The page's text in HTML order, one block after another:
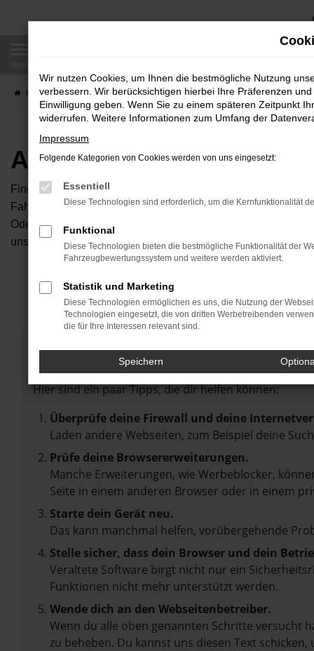
Zum
Startseite Fahrzeugangebote Autobörse
Autobörse
Finden Sie Ihren neuen Traumwagen bei uns. Dafür haben
Fahrzeuge an, die bei uns auf dem Hof stehen. Dann
Oder Sie klicken auf den Button Autobörse und Sie haben
unserem Händlernetzwerk. Diese Fahrzeuge können wir
Fehler: Network Error
Beim Laden ist ein Fehler aufgetreten.
Hier sind ein paar Tipps, die dir helfen können:
Überprüfe deine Firewall und deine
Laden andere Webseiten, zum Beispiel deine
Prüfe deine Browsererweiterungen.
Manche Erweiterungen, wie Werbeblocker,
Seite in einem anderen Browser oder in einem
Starte dein Gerät neu.
Das kann manchmal helfen, vorübergehende
Stelle sicher, dass dein Browser und dein
Veraltete Software birgt nicht nur ein
Funktionen nicht mehr unterstützt werden.
Wende dich an den Webseitenbetreiber.
Wenn du alle oben genannten Schritte versucht
zu beheben. Du kannst uns diesen Text
Wir nutzen Cookies, um Ihnen die bestmögliche Nutzung
verbessern. Wir berücksichtigen hierbei Ihre Präferenzen
Einwilligung geben. Wenn Sie zu einem späteren Zeitpunkt
widerrufen. Weitere Informationen zum Umfang der
Impressum
Folgende Kategorien von Cookies werden von uns eingesetzt:
Essentiell
Diese Technologien sind erforderlich, um die Kernfunktionalität
Funktional
Diese Technologien bieten die bestmögliche Funktionalität der
Fahrzeugbewertungssystem und weitere werden aktiviert.
Statistik und Marketing
Diese Technologien ermöglichen es uns, die Nutzung der
Technologien eingesetzt, die von dritten Werbetreibenden
die für Ihre Interessen relevant sind.
Speichern